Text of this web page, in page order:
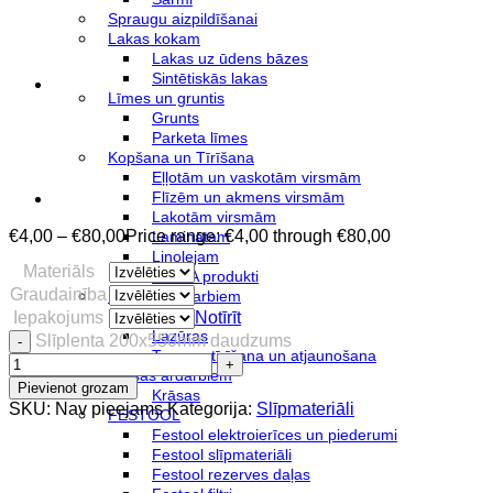
Spraugu aizpildīšanai
Lakas kokam
Lakas uz ūdens bāzes
Sintētiskās lakas
Līmes un gruntis
Grunts
Parketa līmes
Kopšana un Tīrīšana
Eļļotām un vaskotām virsmām
Flīzēm un akmens virsmām
Lakotām virsmām
Laminātam
Linolejam
WOCA produkti
Produkti ārdarbiem
Eļļas
Lazūras
Terases tīrīšana un atjaunošana
Krāsas ārdarbiem
Krāsas
FESTOOL
Festool elektroierīces un piederumi
Festool slīpmateriāli
Festool rezerves daļas
€4,00 – €80,00Price range: €4,00 through €80,00
Materiāls
Graudainība
Iepakojums
Notīrīt
Slīplenta 200x550mm daudzums
Pievienot grozam
SKU: Nav pieejams Kategorija: Slīpmateriāli